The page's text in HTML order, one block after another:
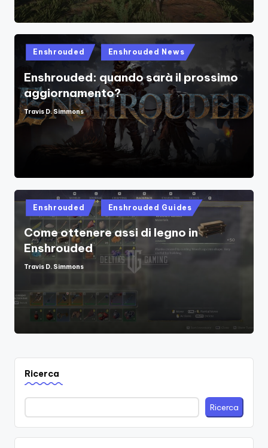
Posted
in
Enshrouded Enshrouded News
Enshrouded: quando sarà il prossimo
aggiornamento?
Posted
by
Travis D. Simmons
Posted
in
Enshrouded Enshrouded Guides
Come ottenere assi di legno in
Enshrouded
Posted
Travis D. Simmons
Ricerca
Ricerca